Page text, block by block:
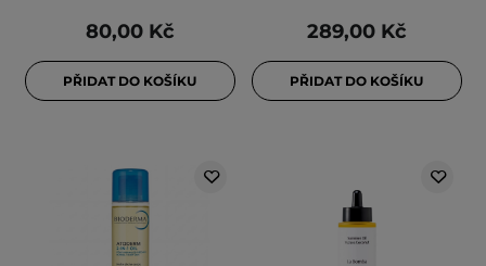
80,00 Kč
PŘIDAT DO KOŠÍKU
289,00 Kč
PŘIDAT DO KOŠÍKU